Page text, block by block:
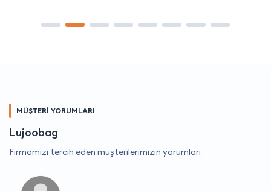
MÜŞTERİ YORUMLARI
Lujoobag
Firmamızı tercih eden müşterilerimizin yorumları